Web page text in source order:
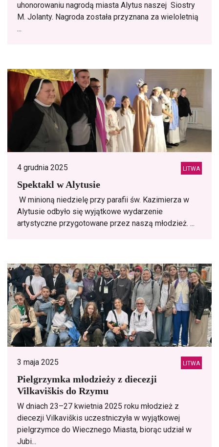
uhonorowaniu nagrodą miasta Alytus naszej Siostry
M. Jolanty. Nagroda została przyznana za wieloletnią
...
4 grudnia 2025 LITWA
Spektakl w Alytusie
W minioną niedzielę przy parafii św. Kazimierza w
Alytusie odbyło się wyjątkowe wydarzenie
artystyczne przygotowane przez naszą młodzież. ...
3 maja 2025 LITWA
Pielgrzymka młodzieży z diecezji
Vilkaviškis do Rzymu
W dniach 23–27 kwietnia 2025 roku młodzież z
diecezji Vilkaviškis uczestniczyła w wyjątkowej
pielgrzymce do Wiecznego Miasta, biorąc udział w
Jubi...